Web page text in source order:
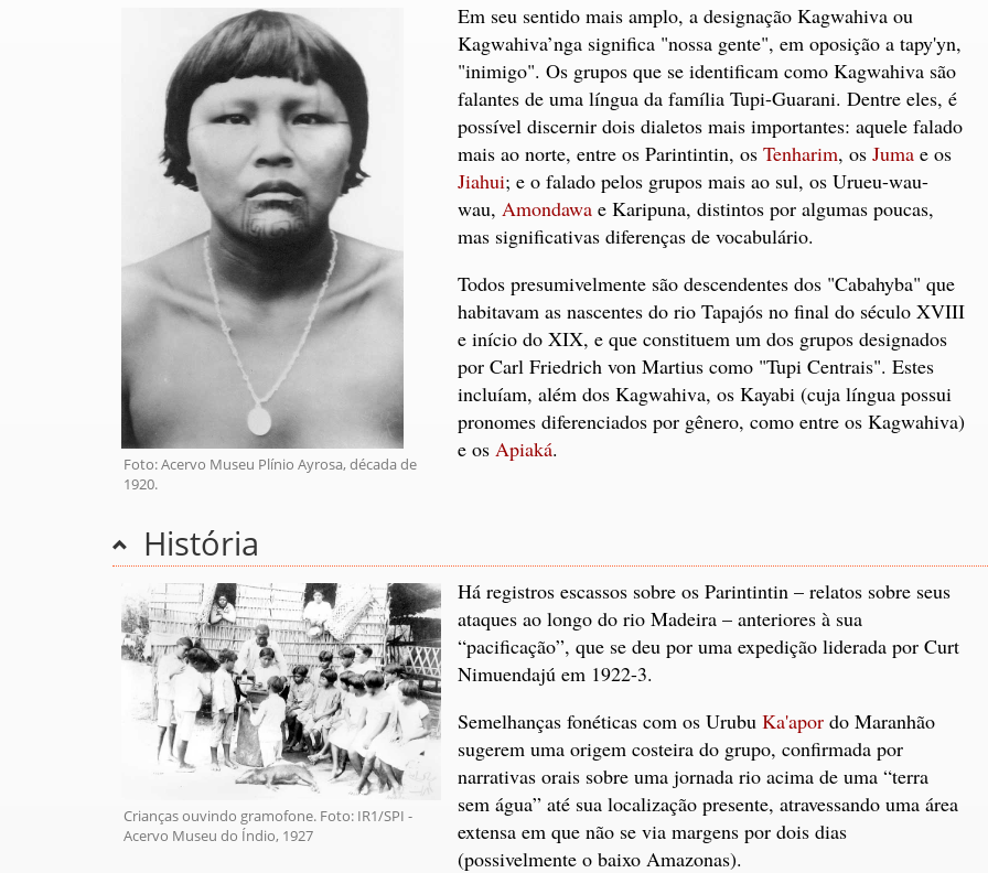
Foto: Acervo Museu Plínio Ayrosa, década de
1920.
Em seu sentido mais amplo, a designação Kagwahiva ou
Kagwahiva’nga significa "nossa gente", em oposição a tapy'yn,
"inimigo". Os grupos que se identificam como Kagwahiva são
falantes de uma língua da família Tupi-Guarani. Dentre eles, é
possível discernir dois dialetos mais importantes: aquele falado
mais ao norte, entre os Parintintin, os Tenharim, os Juma e os
Jiahui; e o falado pelos grupos mais ao sul, os Urueu-wau-
wau, Amondawa e Karipuna, distintos por algumas poucas,
mas significativas diferenças de vocabulário.
Todos presumivelmente são descendentes dos "Cabahyba" que
habitavam as nascentes do rio Tapajós no final do século XVIII
e início do XIX, e que constituem um dos grupos designados
por Carl Friedrich von Martius como "Tupi Centrais". Estes
incluíam, além dos Kagwahiva, os Kayabi (cuja língua possui
pronomes diferenciados por gênero, como entre os Kagwahiva)
e os Apiaká.
História
Crianças ouvindo gramofone. Foto: IR1/SPI -
Acervo Museu do Índio, 1927
Há registros escassos sobre os Parintintin – relatos sobre seus
ataques ao longo do rio Madeira – anteriores à sua
“pacificação”, que se deu por uma expedição liderada por Curt
Nimuendajú em 1922-3.
Semelhanças fonéticas com os Urubu Ka'apor do Maranhão
sugerem uma origem costeira do grupo, confirmada por
narrativas orais sobre uma jornada rio acima de uma “terra
sem água” até sua localização presente, atravessando uma área
extensa em que não se via margens por dois dias
(possivelmente o baixo Amazonas).